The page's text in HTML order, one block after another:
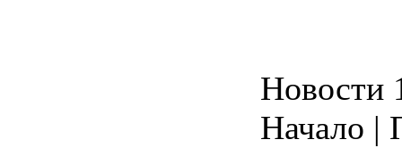
Новости
Начало |